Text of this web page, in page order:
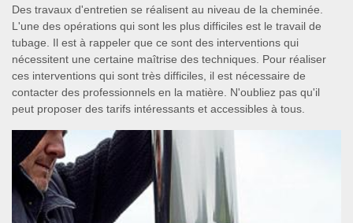
Des travaux d'entretien se réalisent au niveau de la cheminée.
L'une des opérations qui sont les plus difficiles est le travail de
tubage. Il est à rappeler que ce sont des interventions qui
nécessitent une certaine maîtrise des techniques. Pour réaliser
ces interventions qui sont très difficiles, il est nécessaire de
contacter des professionnels en la matière. N'oubliez pas qu'il
peut proposer des tarifs intéressants et accessibles à tous.